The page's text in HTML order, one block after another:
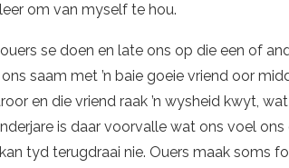
om van myself te hou.
se doen en late ons op die een of
saam met ’n baie goeie vriend oor
en die vriend raak ’n wysheid kwyt,
is daar voorvalle wat ons voel
tyd terugdraai nie. Ouers maak soms